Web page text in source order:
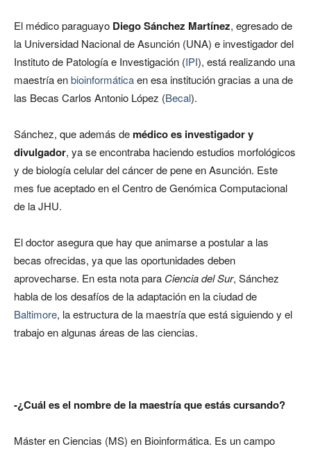
El médico paraguayo Diego Sánchez Martínez, egresado de
la Universidad Nacional de Asunción (UNA) e investigador del
Instituto de Patología e Investigación (IPI), está realizando una
maestría enbioinformáticaen esa institución gracias a una de
las Becas Carlos Antonio López (Becal).
Sánchez, que además demédico es investigador y
divulgador, ya se encontraba haciendo estudios morfológicos
y de biología celular del cáncer de pene en Asunción. Este
mes fue aceptado en el Centro de Genómica Computacional
de la JHU.
El doctor asegura que hay que animarse a postular a las
becas ofrecidas, ya que las oportunidades deben
aprovecharse. En esta nota para Ciencia del Sur, Sánchez
habla de los desafíos de la adaptación en la ciudad de
Baltimore, la estructura de la maestría que está siguiendo y el
trabajo en algunas áreas de las ciencias.
-¿Cuál es el nombre de la maestría que estás cursando?
Máster en Ciencias (MS) en Bioinformática. Es un campo